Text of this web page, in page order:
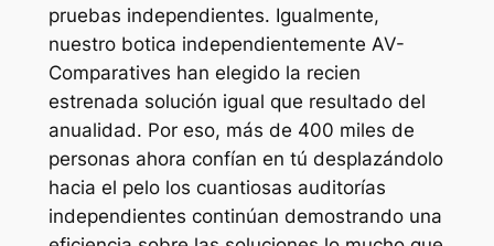
pruebas independientes. Igualmente,
nuestro botica independientemente AV-
Comparatives han elegido la recien
estrenada solución igual que resultado del
anualidad. Por eso, más de 400 miles de
personas ahora confían en tú desplazándolo
hacia el pelo los cuantiosas auditorías
independientes continúan demostrando una